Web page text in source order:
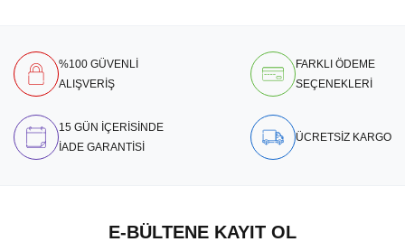
%100 GÜVENLİ
ALIŞVERİŞ
FARKLI ÖDEME
SEÇENEKLERİ
15 GÜN İÇERİSİNDE
İADE GARANTİSİ
ÜCRETSİZ KARGO
E-BÜLTENE KAYIT OL